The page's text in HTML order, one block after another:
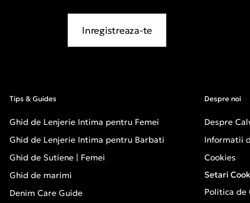
Inregistreaza-te
Tips & Guides
Ghid de Lenjerie Intima pentru Femei
Ghid de Lenjerie Intima pentru Barbati
Ghid de Sutiene | Femei
Ghid de marimi
Denim Care Guide
Despre noi
Despre
Informatii
Cookies
Setari
Politica